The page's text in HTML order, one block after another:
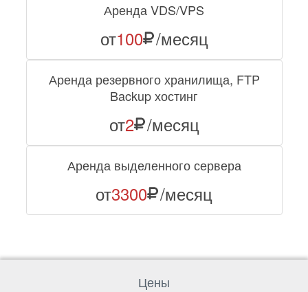
Аренда VDS/VPS
от100 /месяц
Аренда резервного хранилища, FTP
Backup хостинг
от2 /месяц
Аренда выделенного сервера
от3300 /месяц
Цены